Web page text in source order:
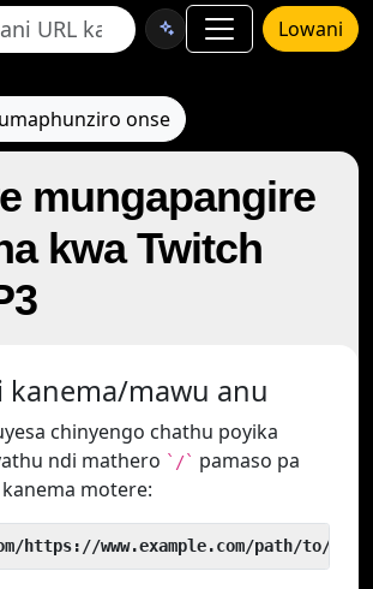
Lowani
onse
mungapangire
kwa Twitch
kanema/mawu anu
chinyengo chathu poyika
ndi mathero `/` pamaso pa
motere:
https://www.example.com/path/to/